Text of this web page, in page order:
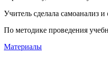
Учитель сделала самоанализ
По методике проведения
Материалы